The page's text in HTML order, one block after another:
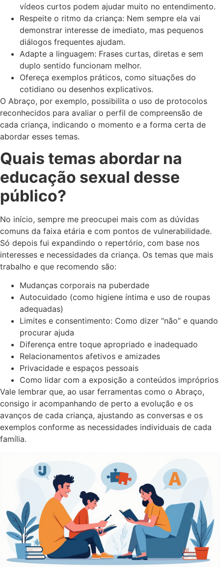
vídeos curtos podem ajudar muito no entendimento.
Respeite o ritmo da criança: Nem sempre ela vai
demonstrar interesse de imediato, mas pequenos
diálogos frequentes ajudam.
Adapte a linguagem: Frases curtas, diretas e sem
duplo sentido funcionam melhor.
Ofereça exemplos práticos, como situações do
cotidiano ou desenhos explicativos.
O Abraço, por exemplo, possibilita o uso de protocolos
reconhecidos para avaliar o perfil de compreensão de
cada criança, indicando o momento e a forma certa de
abordar esses temas.
Quais temas abordar na
educação sexual desse
público?
No início, sempre me preocupei mais com as dúvidas
comuns da faixa etária e com pontos de vulnerabilidade.
Só depois fui expandindo o repertório, com base nos
interesses e necessidades da criança. Os temas que mais
trabalho e que recomendo são:
Mudanças corporais na puberdade
Autocuidado (como higiene íntima e uso de roupas
adequadas)
Limites e consentimento: Como dizer “não” e quando
procurar ajuda
Diferença entre toque apropriado e inadequado
Relacionamentos afetivos e amizades
Privacidade e espaços pessoais
Como lidar com a exposição a conteúdos impróprios
Vale lembrar que, ao usar ferramentas como o Abraço,
consigo ir acompanhando de perto a evolução e os
avanços de cada criança, ajustando as conversas e os
exemplos conforme as necessidades individuais de cada
família.